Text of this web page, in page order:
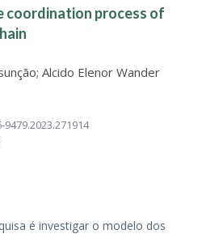
coordination process of
; Alcido Elenor Wander
é investigar o modelo dos